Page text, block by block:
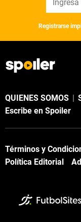
Registrarse
QUIENES SOMOS |
Escribe en Spoiler
Términos y
Política Editorial